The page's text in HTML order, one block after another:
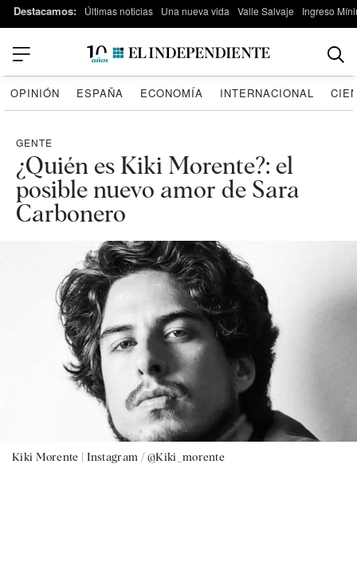
Destacamos: Últimas noticias Una nueva vida Valle Salvaje Ingreso
OPINIÓN ESPAÑA ECONOMÍA INTERNACIONAL
GENTE
¿Quién es Kiki Morente?: el
posible nuevo amor de Sara
Carbonero
Kiki Morente | Instagram / @Kiki_morente